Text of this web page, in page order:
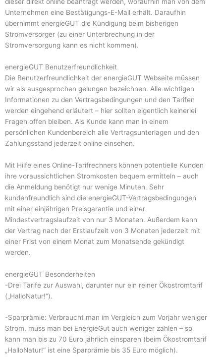
Unternehmen eine Bestätigungs-E-Mail erhält. Daraufhin
übernimmt energieGUT die Kündigung beim bisherigen
Stromversorger (zu einer Unterbrechung in der
Stromversorgung kann es nicht kommen).
energieGUT Benutzerfreundlichkeit
Die Benutzerfreundlichkeit der energieGUT Webseite müssen
wir als ausgesprochen gelungen bezeichnen. Alle wichtigen
Informationen zu den Vertragsbedingungen und den Tarifen
werden eingehend erläutert – hier sollten eigentlich keinerlei
Fragen offen bleiben. Als Kunde kann man in einem
persönlichen Kundenbereich alle Vertragsunterlagen und den
Zahlungsstand jederzeit online einsehen.
Mit Hilfe eines Online-Tarifrechners können potentielle Kunden
ihre voraussichtlichen Stromkosten bequem ermitteln – auch
die Anmeldung benötigt nur wenige Minuten. Sehr
kundenfreundlich sind die energieGUT-Vertragsbedingungen
mit einer einjährigen Preisgarantie und einer
Mindestvertragslaufzeit von nur 3 Monaten. Außerdem kann
der Vertrag nach der Erstlaufzeit von 3 Monaten jederzeit mit
einer Frist von einem Monat zum Monatsende gekündigt
werden.
energieGUT Besonderheiten
-Drei Tarife zur Auswahl, darunter nur ein reiner Ökostromtarif
(„HalloNatur!“).
-Sparprämie: Verbraucht man im Vergleich zum Vorjahr weniger
Strom, muss man bei EnergieGut auch weniger zahlen – so
kann man bis zu 70 Euro jährlich einsparen (beim Ökostromtarif
„HalloNatur!“ ist eine Sparprämie bis 35 Euro möglich).